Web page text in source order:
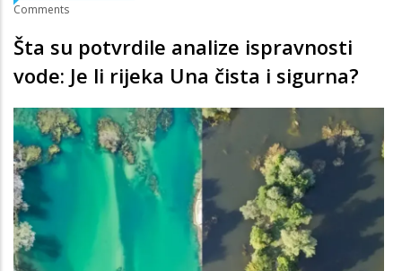
Comments
Šta su potvrdile analize ispravnosti
vode: Je li rijeka Una čista i sigurna?